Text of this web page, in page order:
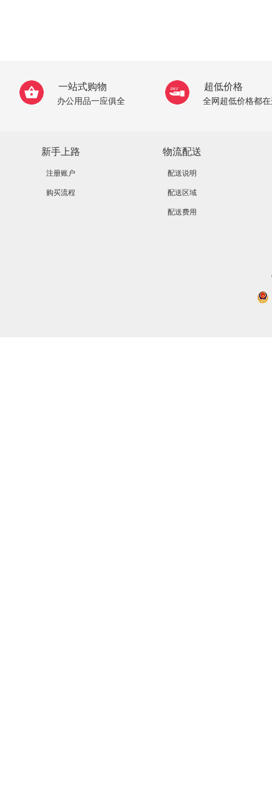
一站式购物
办公用品一应俱全
超低价格
全网超低价格都
新手上路
注册账户
购买流程
物流配送
配送说明
配送区域
配送费用